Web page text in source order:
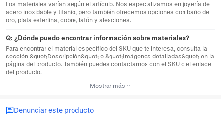
Los materiales varían según el artículo. Nos especializamos en joyería de
acero inoxidable y titanio, pero también ofrecemos opciones con baño de
oro, plata esterlina, cobre, latón y aleaciones.
Q: ¿Dónde puedo encontrar información sobre materiales?
Para encontrar el material específico del SKU que te interesa, consulta la
sección &quot;Descripción&quot; o &quot;Imágenes detalladas&quot; en la
página del producto. También puedes contactarnos con el SKU o el enlace
del producto.
Mostrar más
Denunciar este producto